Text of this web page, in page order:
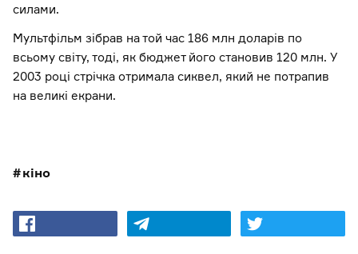
силами.
Мультфільм зібрав на той час 186 млн доларів по
всьому світу, тоді, як бюджет його становив 120 млн. У
2003 році стрічка отримала сиквел, який не потрапив
на великі екрани.
кіно